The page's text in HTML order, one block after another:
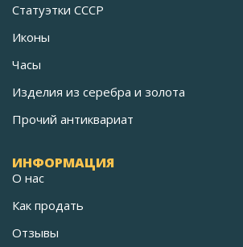
Статуэтки СССР
Иконы
Часы
Изделия из серебра и золота
Прочий антиквариат
ИНФОРМАЦИЯ
О нас
Как продать
Отзывы